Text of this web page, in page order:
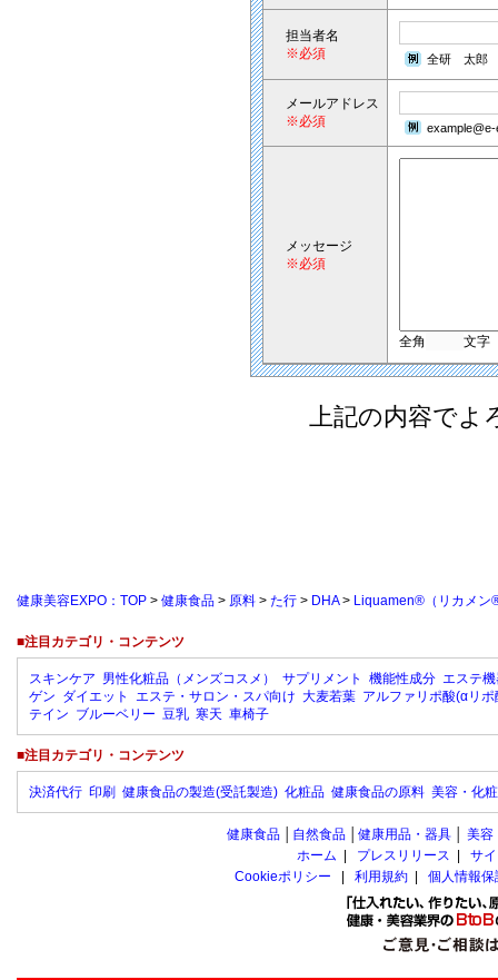
担当者名
※必須
全研 太郎
メールアドレス
※必須
メッセージ
※必須
全角 文字
上記の内容でよ
健康美容EXPO：TOP > 健康食品 > 原料 > た行 > DHA> Liquamen®（リカメン
■注目カテゴリ・コンテンツ
スキンケア 男性化粧品（メンズコスメ） サプリメント 機能性成分 エステ
ゲン ダイエット エステ・サロン・スパ向け 大麦若葉 アルファリポ酸(αリポ
テイン ブルーベリー 豆乳 寒天 車椅子
■注目カテゴリ・コンテンツ
決済代行 印刷 健康食品の製造(受託製造) 化粧品 健康食品の原料 美容・化
健康食品 自然食品 健康用品・器具 美容
ホーム
プレスリリース
サ
Cookieポリシー
利用規約 個人情報